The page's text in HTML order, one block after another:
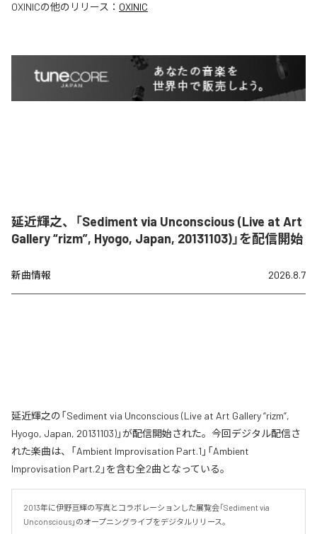
OXINICの他のリリース： OXINIC
延近輝之、「Sediment via Unconscious (Live at Art
Gallery “rizm”, Hyogo, Japan, 20131103)」を配信開始
新曲情報 2026.8.7
延近輝之の「Sediment via Unconscious (Live at Art Gallery “rizm”,
Hyogo, Japan, 20131103)」が配信開始された。今回デジタル配信さ
れた楽曲は、「Ambient Improvisation Part.1」「Ambient
Improvisation Part.2」を含む全2曲となっている。
2013年に伊野亘輝の写真とコラボレーションした展覧会「Sediment via
Unconscious」のオープニングライブをデジタルリリース。